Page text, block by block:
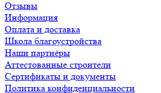
Отзывы
Информация
Оплата и доставка
Школа благоустройства
Наши партнёры
Аттестованные строители
Сертификаты и документы
Политика конфиденциальности